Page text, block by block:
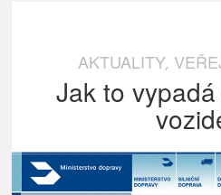
AKTUALITY,
Jak to